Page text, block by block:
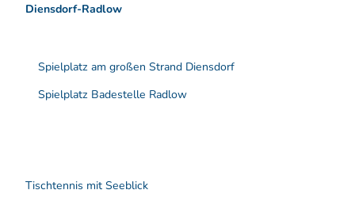
Diensdorf-Radlow
Spielplatz am großen Strand Diensdorf
Spielplatz Badestelle Radlow
Tischtennis mit Seeblick